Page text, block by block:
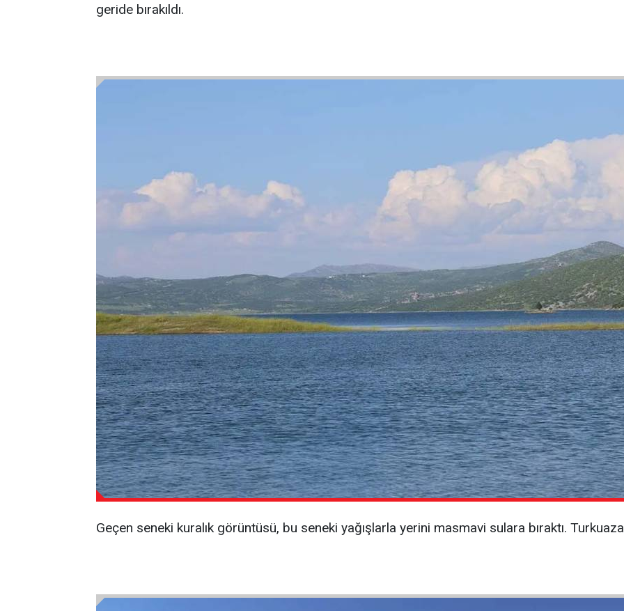
geride bırakıldı.
Geçen seneki kuralık görüntüsü, bu seneki yağışlarla yerini masmavi sulara bıraktı.